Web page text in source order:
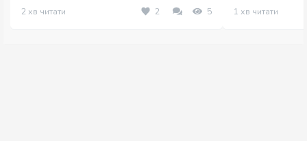
2 хв читати 2 5 1 хв читати